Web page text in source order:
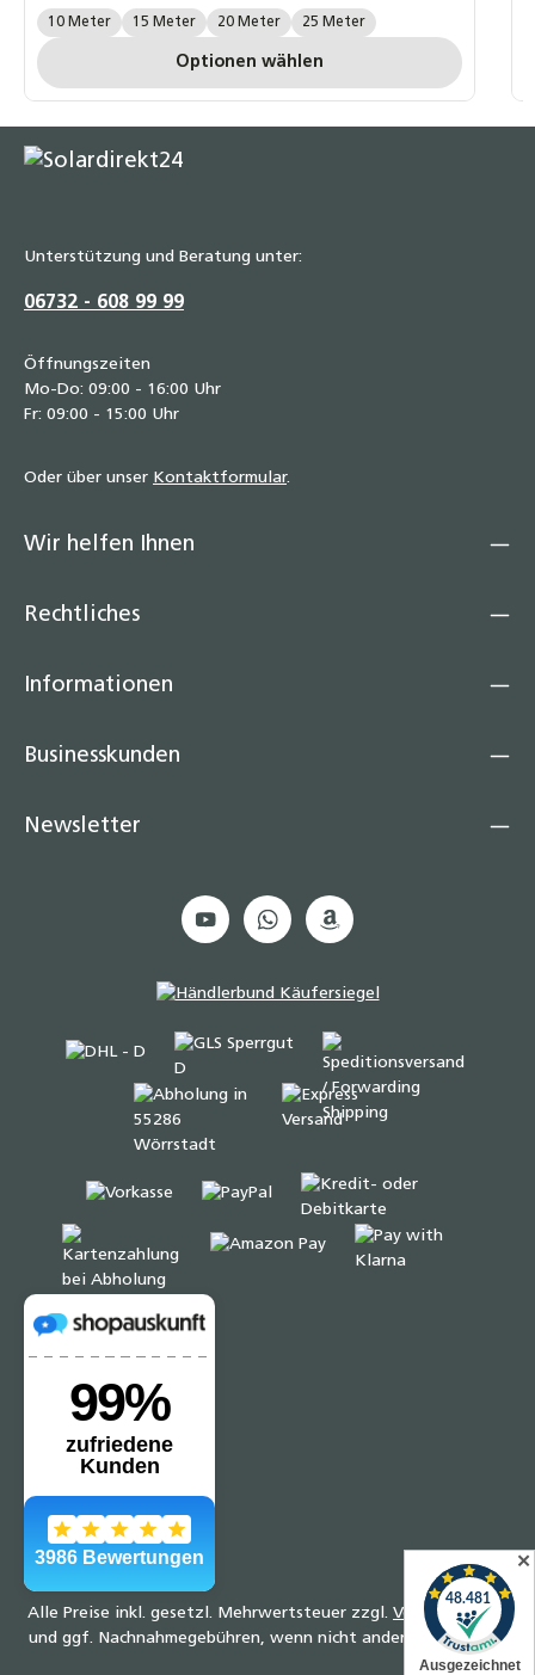
Länge Wellrohr:
10 Meter 15 Meter 20 Meter 25 Meter
Optionen wählen
Unterstützung und Beratung unter:
06732 - 608 99 99
Öffnungszeiten
Mo-Do: 09:00 - 16:00 Uhr
Fr: 09:00 - 15:00 Uhr
Oder über unser Kontaktformular.
Wir helfen Ihnen
Rechtliches
Informationen
Businesskunden
Newsletter
Alle Preise inkl. gesetzl. Mehrwertsteuer zzgl. Versandkosten
und ggf. Nachnahmegebühren, wenn nicht anders angegeben.
✕